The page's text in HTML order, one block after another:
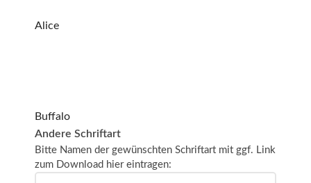
Alice
Buffalo
Andere Schriftart
Bitte Namen der gewünschten Schriftart mit ggf. Link
zum Download hier eintragen: